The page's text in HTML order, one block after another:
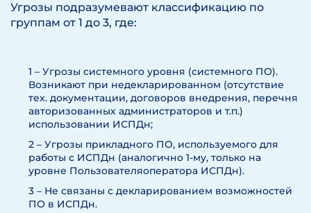
Угрозы подразумевают классификацию по
группам от 1 до 3, где:
1 – Угрозы системного уровня (системного ПО).
Возникают при недекларированном (отсутствие
тех. документации, договоров внедрения, перечня
авторизованных администраторов и т.п.)
использовании ИСПДн;
2 – Угрозы прикладного ПО, используемого для
работы с ИСПДн (аналогично 1-му, только на
уровне Пользователяоператора ИСПДн).
3 – Не связаны с декларированием возможностей
ПО в ИСПДн.